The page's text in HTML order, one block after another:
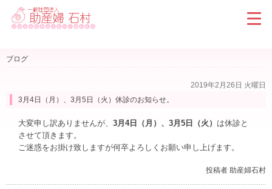
ブログ
2019年2月26日 火曜日
3月4日（月）、3月5日（火）休診のお知らせ。
大変申し訳ありませんが、 3月4日（月）、3月5日（火） は休診と
させて頂きます。
ご迷惑をお掛け致しますが何卒よろしくお願い申し上げます。
投稿者 助産婦石村